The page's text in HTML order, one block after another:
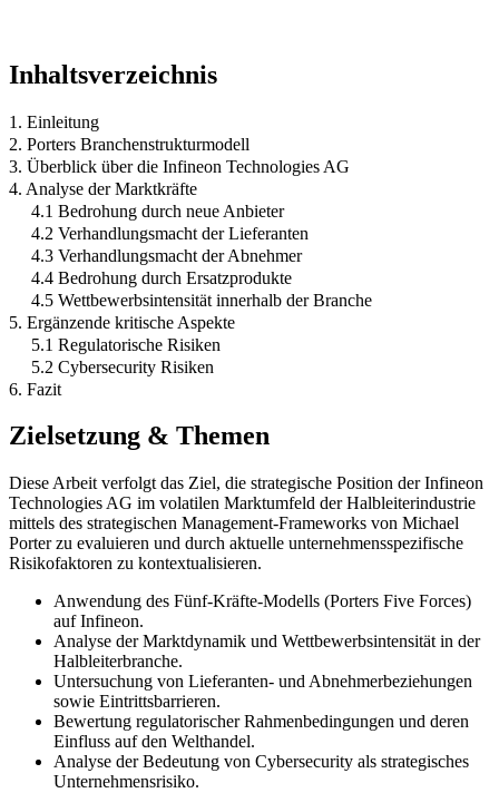
Inhaltsverzeichnis
1. Einleitung
2. Porters Branchenstrukturmodell
3. Überblick über die Infineon Technologies AG
4. Analyse der Marktkräfte
4.1 Bedrohung durch neue Anbieter
4.2 Verhandlungsmacht der Lieferanten
4.3 Verhandlungsmacht der Abnehmer
4.4 Bedrohung durch Ersatzprodukte
4.5 Wettbewerbsintensität innerhalb der Branche
5. Ergänzende kritische Aspekte
5.1 Regulatorische Risiken
5.2 Cybersecurity Risiken
6. Fazit
Zielsetzung & Themen
Diese Arbeit verfolgt das Ziel, die strategische Position der Infineon
Technologies AG im volatilen Marktumfeld der Halbleiterindustrie
mittels des strategischen Management-Frameworks von Michael
Porter zu evaluieren und durch aktuelle unternehmensspezifische
Risikofaktoren zu kontextualisieren.
Anwendung des Fünf-Kräfte-Modells (Porters Five Forces)
auf Infineon.
Analyse der Marktdynamik und Wettbewerbsintensität in der
Halbleiterbranche.
Untersuchung von Lieferanten- und Abnehmerbeziehungen
sowie Eintrittsbarrieren.
Bewertung regulatorischer Rahmenbedingungen und deren
Einfluss auf den Welthandel.
Analyse der Bedeutung von Cybersecurity als strategisches
Unternehmensrisiko.